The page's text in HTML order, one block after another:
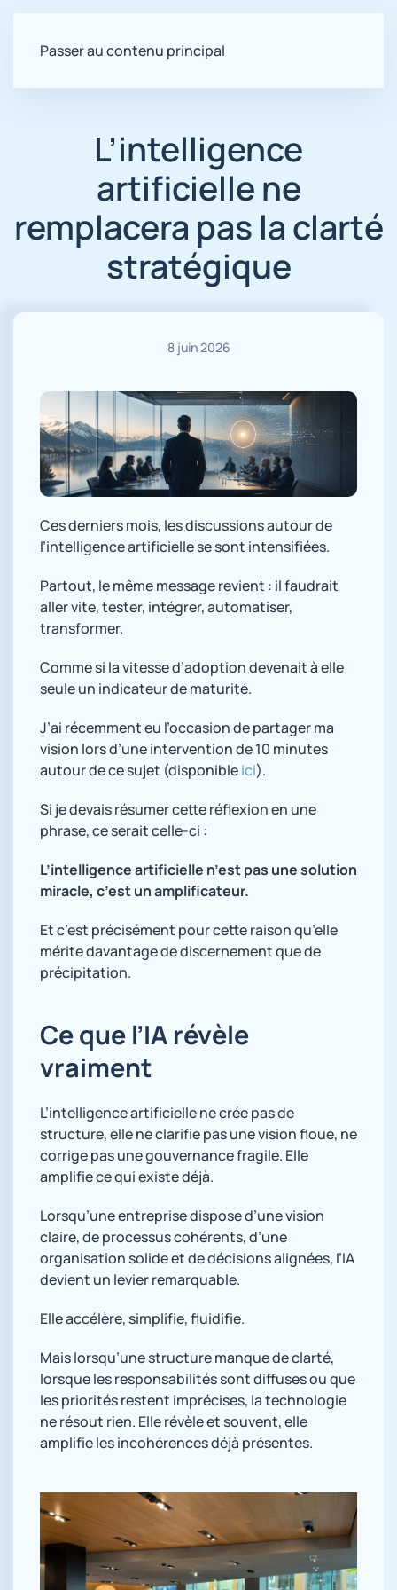
Passer au contenu principal
L’intelligence
artificielle ne
remplacera pas la clarté
stratégique
8 juin 2026
Ces derniers mois, les discussions autour de
l’intelligence artificielle se sont intensifiées.
Partout, le même message revient : il faudrait
aller vite, tester, intégrer, automatiser,
transformer.
Comme si la vitesse d’adoption devenait à elle
seule un indicateur de maturité.
J’ai récemment eu l’occasion de partager ma
vision lors d’une intervention de 10 minutes
autour de ce sujet (disponibleici).
Si je devais résumer cette réflexion en une
phrase, ce serait celle-ci :
L’intelligence artificielle n’est pas une solution
miracle, c’est un amplificateur.
Et c’est précisément pour cette raison qu’elle
mérite davantage de discernement que de
précipitation.
Ce que l’IA révèle
vraiment
L’intelligence artificielle ne crée pas de
structure, elle ne clarifie pas une vision floue, ne
corrige pas une gouvernance fragile. Elle
amplifie ce qui existe déjà.
Lorsqu’une entreprise dispose d’une vision
claire, de processus cohérents, d’une
organisation solide et de décisions alignées, l’IA
devient un levier remarquable.
Elle accélère, simplifie, fluidifie.
Mais lorsqu’une structure manque de clarté,
lorsque les responsabilités sont diffuses ou que
les priorités restent imprécises, la technologie
ne résout rien. Elle révèle et souvent, elle
amplifie les incohérences déjà présentes.